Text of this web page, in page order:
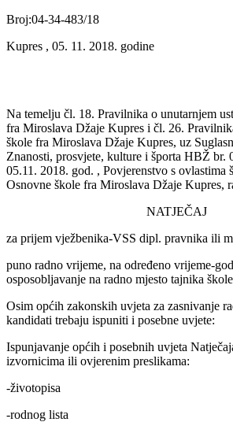
Broj:04-34-483/18
Kupres , 05. 11. 2018. godine
Na temelju čl. 18. Pravilnika o unutarnjem
fra Miroslava Džaje Kupres i čl. 26.
škole fra Miroslava Džaje Kupres, uz
Znanosti, prosvjete, kulture i športa HBŽ br.
05.11. 2018. god. , Povjerenstvo s ovlastima
Osnovne škole fra Miroslava Džaje Kupres,
NATJEČAJ
za prijem vježbenika-VSS dipl. pravnika ili
puno radno vrijeme, na određeno vrijeme-
osposobljavanje na radno mjesto tajnika
Osim općih zakonskih uvjeta za zasnivanje
kandidati trebaju ispuniti i posebne uvjete:
Ispunjavanje općih i posebnih uvjeta
izvornicima ili ovjerenim preslikama:
-životopisa
-rodnog lista